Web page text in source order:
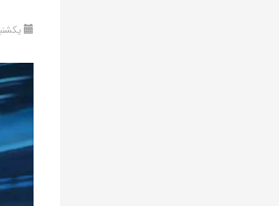
یکشنبه, 26